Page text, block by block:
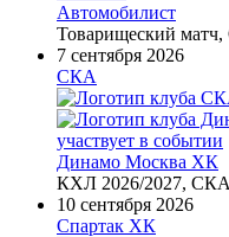
Автомобилист
Товарищеский
7 сентября 2026
СКА
Динамо Москва ХК
КХЛ 2026/2027,
10 сентября 2026
Спартак ХК